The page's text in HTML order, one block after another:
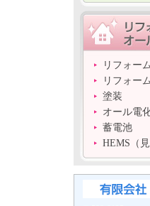
リフォー
リフォー
塗装
オール電
蓄電池
HEMS（